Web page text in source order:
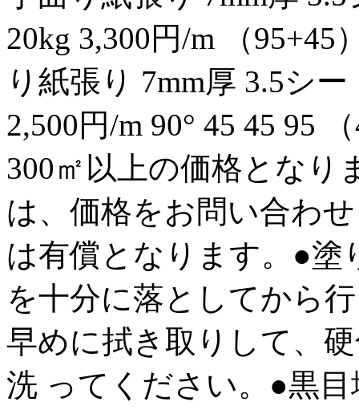
20kg 3,300円/m （95+45
り紙張り 7mm厚 3.5シ
2,500円/m 90° 45 45 95
300㎡以上の価格となり
は、価格をお問い合わ
は有償となります。●塗
を十分に落としてから
早めに拭き取りして、
洗 ってください。●黒